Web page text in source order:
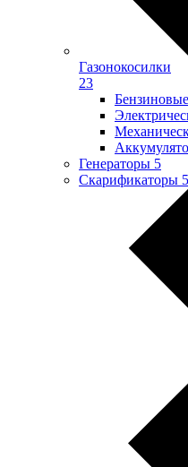
Газонокосилки
23
Генераторы 5
Скарификаторы 5